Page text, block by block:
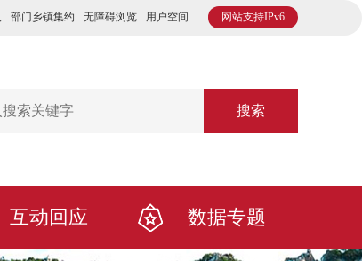
网站支持IPv6
部门乡镇集约 无障碍浏览 用户空间
搜索
互动回应 数据专题